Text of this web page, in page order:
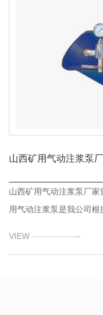
山西矿用气动注浆泵
山西矿用气动注浆泵
用气动注浆泵是我公司根
VIEW